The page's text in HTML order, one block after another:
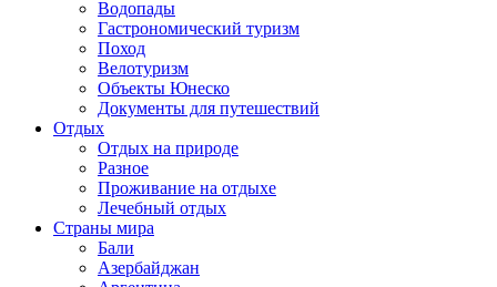
Водопады
Гастрономический туризм
Поход
Велотуризм
Объекты Юнеско
Документы для путешествий
Отдых
Отдых на природе
Разное
Проживание на отдыхе
Лечебный отдых
Страны мира
Бали
Азербайджан